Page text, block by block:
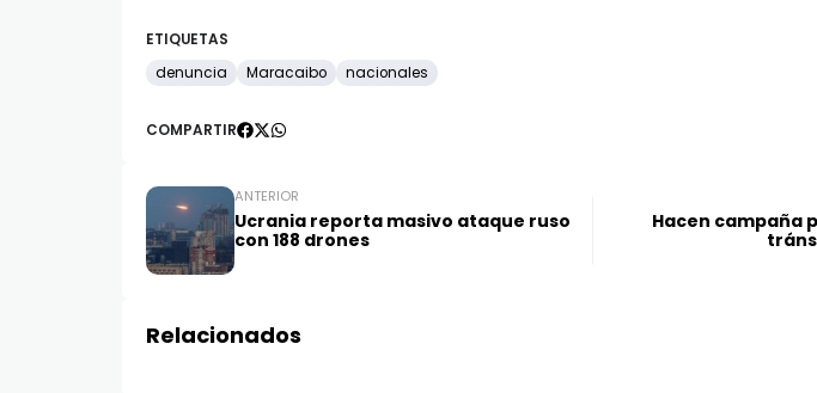
ETIQUETAS
denuncia
Maracaibo nacionales
COMPARTIR
ANTERIOR
Ucrania reporta masivo ataque ruso
con 188 drones
Hacen campaña
Relacionados